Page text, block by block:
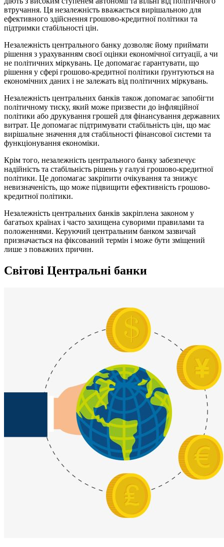
втручання. Ця незалежність вважається вирішальною для
ефективного здійснення грошово-кредитної політики та
підтримки стабільності цін.
Незалежність центрального банку дозволяє йому приймати
рішення з урахуванням своєї оцінки економічної ситуації, а чи
не політичних міркувань. Це допомагає гарантувати, що
рішення у сфері грошово-кредитної політики ґрунтуються на
економічних даних і не залежать від політичних міркувань.
Незалежність центральних банків також допомагає запобігти
політичному тиску, який може призвести до інфляційної
політики або друкування грошей для фінансування державних
витрат. Це допомагає підтримувати стабільність цін, що має
вирішальне значення для стабільності фінансової системи та
функціонування економіки.
Крім того, незалежність центрального банку забезпечує
надійність та стабільність рішень у галузі грошово-кредитної
політики. Це допомагає закріпити очікування та знижує
невизначеність, що може підвищити ефективність грошово-
кредитної політики.
Незалежність центральних банків закріплена законом у
багатьох країнах і часто захищена суворими правилами та
положеннями. Керуючий центральним банком зазвичай
призначається на фіксований термін і може бути зміщений
лише з поважних причин.
Світові Центральні банки